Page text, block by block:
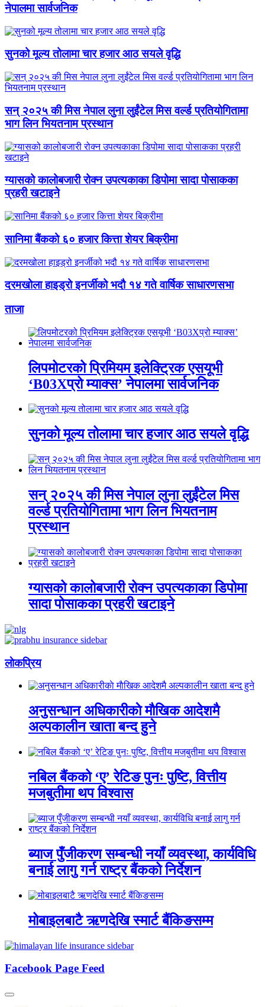
नेपालमा सार्वजनिक
सुनको मूल्य तोलामा चार हजार आठ सयले वृद्धि
सन् २०२५ की मिस नेपाल लुना लुईंटेल मिस वर्ल्ड प्रतियोगितामा
भाग लिन भियतनाम प्रस्थान
ग्यासको कालोबजारी रोक्न उपत्यकाका डिपोमा सादा पोसाकका
प्रहरी खटाइने
सानिमा बैंकको ६० हजार कित्ता शेयर बिक्रीमा
दरमखोला हाइड्रो इनर्जीको भदौ १४ गते वार्षिक साधारणसभा
ताजा
लिपमोटरको प्रिमियम इलेक्ट्रिक एसयूभी
‘B03Xप्रो म्याक्स’ नेपालमा सार्वजनिक
सुनको मूल्य तोलामा चार हजार आठ सयले वृद्धि
सन् २०२५ की मिस नेपाल लुना लुईंटेल मिस
वर्ल्ड प्रतियोगितामा भाग लिन भियतनाम
प्रस्थान
ग्यासको कालोबजारी रोक्न उपत्यकाका डिपोमा
सादा पोसाकका प्रहरी खटाइने
लाेकप्रिय
अनुसन्धान अधिकारीकाे माैखिक आदेशमै
अल्पकालीन खाता बन्द हुने
नबिल बैंकको ‘ए’ रेटिङ पुनः पुष्टि, वित्तीय
मजबुतीमा थप विश्वास
ब्याज पुँजीकरण सम्बन्धी नयाँ व्यवस्था, कार्यविधि
बनाई लागु गर्न राष्ट्र बैंकको निर्देशन
मोबाइलबाटै ऋणदेखि स्मार्ट बैंकिङसम्म
Facebook Page Feed